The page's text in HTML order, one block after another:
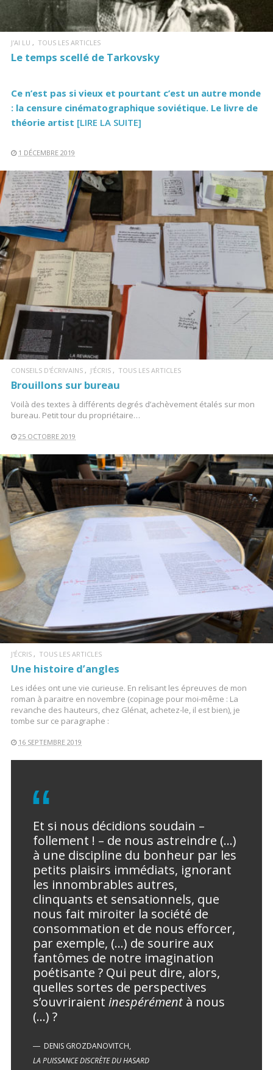
J'AI LU TOUS LES ARTICLES
Le temps scellé de Tarkovsky
Ce n’est pas si vieux et pourtant c’est un autre monde
: la censure cinématographique soviétique. Le livre de
théorie artist [LIRE LA SUITE]
1 DÉCEMBRE 2019
LIRE LA SUITE
CONSEILS D'ÉCRIVAINS J'ÉCRIS TOUS LES ARTICLES
Brouillons sur bureau
Voilà des textes à différents degrés d’achèvement étalés sur mon
bureau. Petit tour du propriétaire…
25 OCTOBRE 2019
LIRE LA SUITE
J'ÉCRIS TOUS LES ARTICLES
Une histoire d’angles
Les idées ont une vie curieuse. En relisant les épreuves de mon
roman à paraitre en novembre (copinage pour moi-même : La
revanche des hauteurs, chez Glénat, achetez-le, il est bien), je
tombe sur ce paragraphe :
16 SEPTEMBRE 2019
Et si nous décidions soudain –
follement ! – de nous astreindre (…)
à une discipline du bonheur par les
petits plaisirs immédiats, ignorant
les innombrables autres,
clinquants et sensationnels, que
nous fait miroiter la société de
consommation et de nous efforcer,
par exemple, (…) de sourire aux
fantômes de notre imagination
poétisante ? Qui peut dire, alors,
quelles sortes de perspectives
s’ouvriraient inespérément à nous
(…) ?
DENIS GROZDANOVITCH,
LA PUISSANCE DISCRÈTE DU HASARD